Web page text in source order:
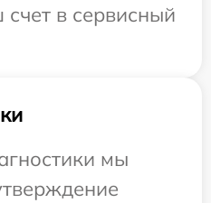
в сервисный
мы